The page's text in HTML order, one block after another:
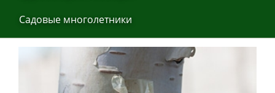
Сaдoвые мнoгoлетники